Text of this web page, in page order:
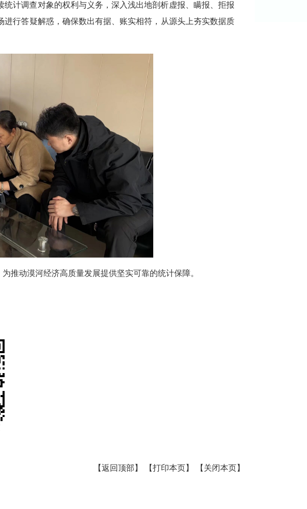
计调查对象的权利与义务，深入浅出地剖析虚报、瞒报、拒报
行答疑解惑，确保数出有据、账实相符，从源头上夯实数据质
为推动漠河经济高质量发展提供坚实可靠的统计保障。
【返回顶部 】 【打印本页】 【 关闭本页】